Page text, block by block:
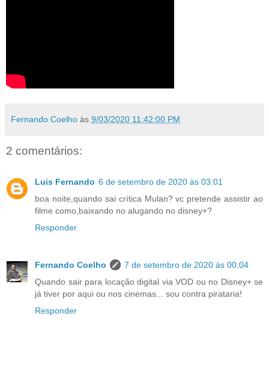
Fernando Coelho às 9/03/2020 11:42:00 PM
2 comentários:
Luis Fernando 6 de setembro de 2020 às 03:01
boa noite,quando sai crítica Mulan? vc pretende assistir ao
filme como,baixando no alugando no disney+?
Responder
Fernando Coelho
7 de setembro de 2020 às 00:04
Quando sair para locação digital via VOD ou no Disney+ se
já tiver por aqui ou nos cinemas... sou contra pirataria!
Responder